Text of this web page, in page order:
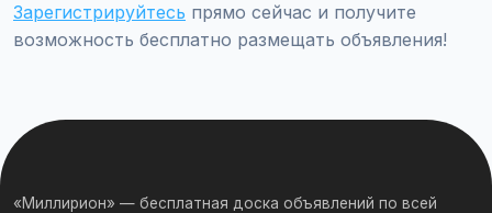
Зарегистрируйтесь прямо сейчас и получите
возможность бесплатно размещать объявления!
«Миллирион» — бесплатная доска объявлений по всей